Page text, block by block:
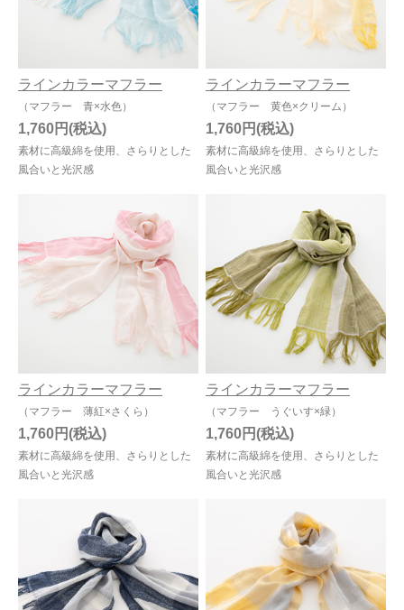
ラインカラーマフラー
（マフラー 青×水色）
素材に高級綿を使用、さらりとした
風合いと光沢感
1,760円
ラインカラーマフラー
（マフラー 黄色×クリーム）
素材に高級綿を使用、さらりとした
風合いと光沢感
1,760円
ラインカラーマフラー
（マフラー 薄紅×さくら）
素材に高級綿を使用、さらりとした
風合いと光沢感
1,760円
ラインカラーマフラー
（マフラー うぐいす×緑）
素材に高級綿を使用、さらりとした
風合いと光沢感
1,760円